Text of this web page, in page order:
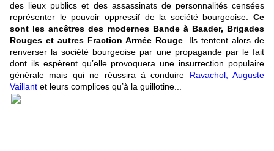
des lieux publics et des assassinats de personnalités censées
représenter le pouvoir oppressif de la société bourgeoise. Ce
sont les ancêtres des modernes Bande à Baader, Brigades
Rouges et autres Fraction Armée Rouge . Ils tentent alors de
renverser la société bourgeoise par une propagande par le fait
dont ils espèrent qu’elle provoquera une insurrection populaire
générale mais qui ne réussira à conduire Ravachol, Auguste
Vaillant et leurs complices qu’à la guillotine...